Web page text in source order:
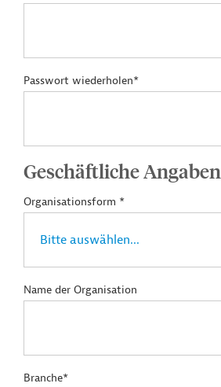
Passwort wiederholen*
Geschäftliche Angaben
Organisationsform *
Name der Organisation
Branche*